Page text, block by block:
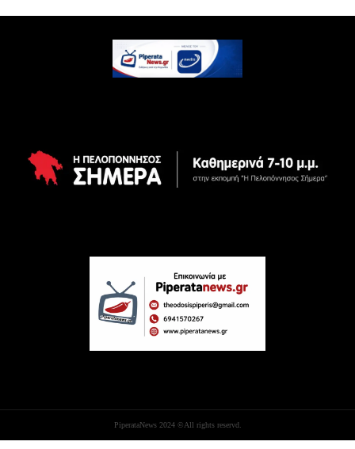
PiperataNews 2024 ©All rights reservd.